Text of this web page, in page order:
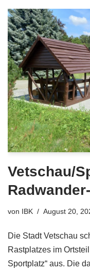
Vetschau/
von IBK August 20,
Die Stadt Vetschau
Rastplatzes im
Sportplatz“ aus. Die